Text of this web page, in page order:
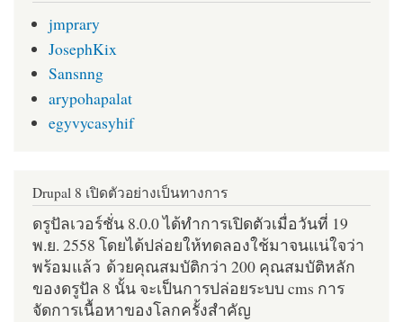
jmprary
JosephKix
Sansnng
arypohapalat
egyvycasyhif
Drupal 8 เปิดตัวอย่างเป็นทางการ
ดรูปัลเวอร์ชั่น 8.0.0 ได้ทำการเปิดตัวเมื่อวันที่ 19
พ.ย. 2558 โดยได้ปล่อยให้ทดลองใช้มาจนแน่ใจว่า
พร้อมแล้ว ด้วยคุณสมบัติกว่า 200 คุณสมบัติหลัก
ของดรูปัล 8 นั้น จะเป็นการปล่อยระบบ cms การ
จัดการเนื้อหาของโลกครั้งสำคัญ